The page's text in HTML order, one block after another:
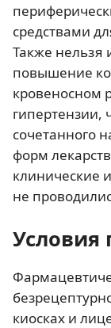
средствами
Также нельзя
повышение
кровеносном
гипертензии,
сочетанного
форм
клинические
не
Условия
киосках и